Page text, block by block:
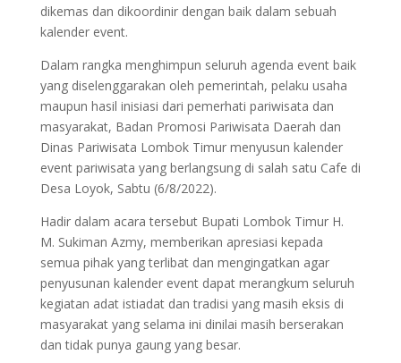
dikemas dan dikoordinir dengan baik dalam sebuah
kalender event.
Dalam rangka menghimpun seluruh agenda event baik
yang diselenggarakan oleh pemerintah, pelaku usaha
maupun hasil inisiasi dari pemerhati pariwisata dan
masyarakat, Badan Promosi Pariwisata Daerah dan
Dinas Pariwisata Lombok Timur menyusun kalender
event pariwisata yang berlangsung di salah satu Cafe di
Desa Loyok, Sabtu (6/8/2022).
Hadir dalam acara tersebut Bupati Lombok Timur H.
M. Sukiman Azmy, memberikan apresiasi kepada
semua pihak yang terlibat dan mengingatkan agar
penyusunan kalender event dapat merangkum seluruh
kegiatan adat istiadat dan tradisi yang masih eksis di
masyarakat yang selama ini dinilai masih berserakan
dan tidak punya gaung yang besar.